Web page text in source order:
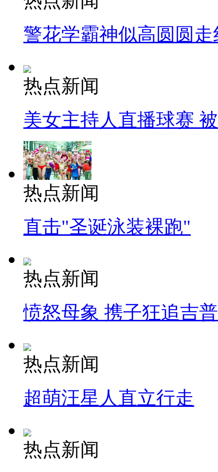
警花学霸神似高圆圆走
热点新闻
美女主持人直播球赛
热点新闻
直击"圣诞泳装裸跑"
热点新闻
愤怒母象 携子狂追吉
热点新闻
超萌汪星人直立行走
热点新闻